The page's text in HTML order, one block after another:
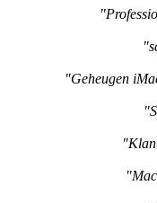
"Geheugen